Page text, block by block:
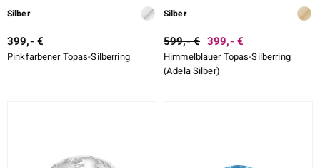
Silber
399,- €
Pinkfarbener Topas-Silberring
Silber
599,- € 399,- €
Himmelblauer Topas-Silberring
(Adela Silber)